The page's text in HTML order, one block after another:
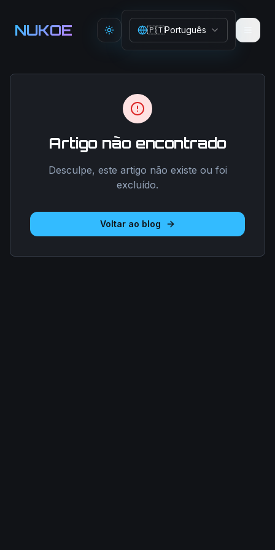
NUKOE Toggle theme
🇵🇹Português
Artigo não encontrado
Desculpe, este artigo não existe ou foi
excluído.
Voltar ao blog